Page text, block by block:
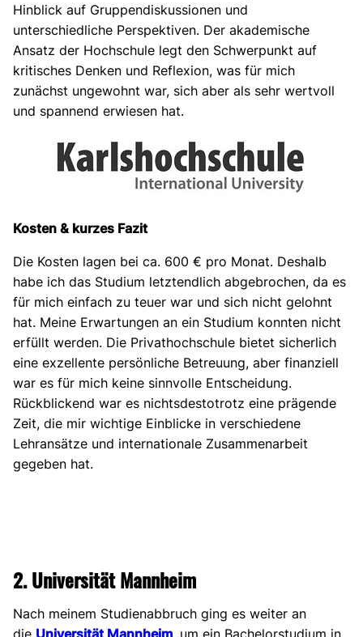
Hinblick auf Gruppendiskussionen und
unterschiedliche Perspektiven. Der akademische
Ansatz der Hochschule legt den Schwerpunkt auf
kritisches Denken und Reflexion, was für mich
zunächst ungewohnt war, sich aber als sehr wertvoll
und spannend erwiesen hat.
Kosten & kurzes Fazit
Die Kosten lagen bei ca. 600 € pro Monat. Deshalb
habe ich das Studium letztendlich abgebrochen, da es
für mich einfach zu teuer war und sich nicht gelohnt
hat. Meine Erwartungen an ein Studium konnten nicht
erfüllt werden. Die Privathochschule bietet sicherlich
eine exzellente persönliche Betreuung, aber finanziell
war es für mich keine sinnvolle Entscheidung.
Rückblickend war es nichtsdestotrotz eine prägende
Zeit, die mir wichtige Einblicke in verschiedene
Lehransätze und internationale Zusammenarbeit
gegeben hat.
2. Universität Mannheim
Nach meinem Studienabbruch ging es weiter an
die Universität Mannheim , um ein Bachelorstudium in